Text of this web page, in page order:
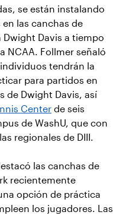
se están instalando
las canchas de
Dwight Davis a tiempo
NCAA. Follmer señaló
tendrán la
para partidos en
de Dwight Davis, así
Center de seis
de WashU, que con
regionales de DIII.
las canchas de
recientemente
opción de práctica
los jugadores. Las